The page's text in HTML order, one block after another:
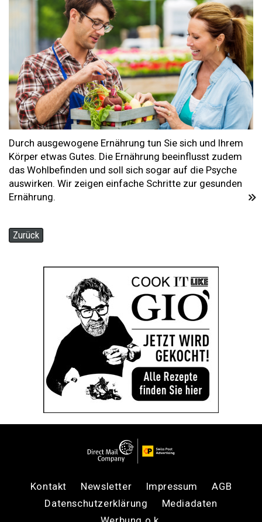
Durch ausgewogene Ernährung tun Sie sich und Ihrem
Körper etwas Gutes. Die Ernährung beeinflusst zudem
das Wohlbefinden und soll sich sogar auf die Psyche
auswirken. Wir zeigen einfache Schritte zur gesunden
Ernährung.
Zurück
Kontakt Newsletter Impressum
AGB
Datenschutzerklärung
Mediadaten